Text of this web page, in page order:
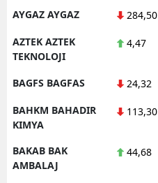
AYGAZ AYGAZ 284,50
AZTEK AZTEK
TEKNOLOJI
4,47
BAGFS BAGFAS 24,32
BAHKM BAHADIR
KIMYA
113,30
BAKAB BAK
AMBALAJ
44,68